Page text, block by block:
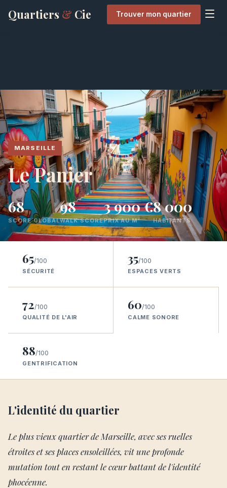
Quartiers & Cie Trouver mon quartier
MARSEILLE
Le Panier
68
SCORE GLOBAL
98
WALK SCORE
3 900 €
PRIX AU M²
8 000
HABITANTS
65/100
SÉCURITÉ
35/100
ESPACES VERTS
72/100
QUALITÉ DE L'AIR
60/100
CALME SONORE
88/100
GENTRIFICATION
L'identité du quartier
Le plus vieux quartier de Marseille, avec ses ruelles
étroites et ses places ensoleillées, vit une profonde
mutation tout en restant le cœur battant de l'identité
phocéenne.